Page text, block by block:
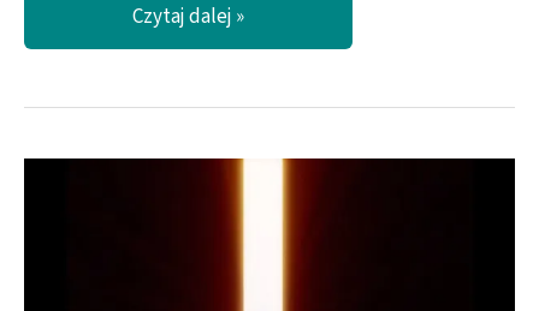
Męskie
Granie
Czytaj dalej »